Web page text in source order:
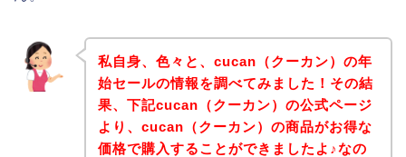
私自身、色々と、cucan（クーカン）の年
始セールの情報を調べてみました！その結
果、下記cucan（クーカン）の公式ページ
より、cucan（クーカン）の商品がお得な
価格で購入することができましたよ♪なの